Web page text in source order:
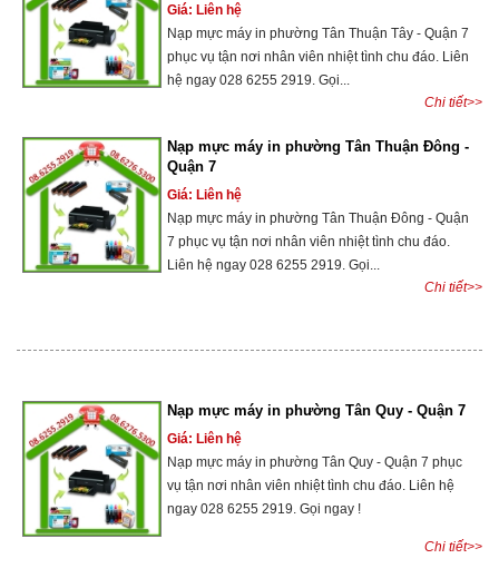
Giá: Liên hệ
Nạp mực máy in phường Tân Thuận Tây - Quận 7
phục vụ tận nơi nhân viên nhiệt tình chu đáo. Liên
hệ ngay 028 6255 2919. Gọi...
Chi tiết>>
Nạp mực máy in phường Tân Thuận Đông -
Quận 7
Giá: Liên hệ
Nạp mực máy in phường Tân Thuận Đông - Quận
7 phục vụ tận nơi nhân viên nhiệt tình chu đáo.
Liên hệ ngay 028 6255 2919. Gọi...
Chi tiết>>
Nạp mực máy in phường Tân Quy - Quận 7
Giá: Liên hệ
Nạp mực máy in phường Tân Quy - Quận 7 phục
vụ tận nơi nhân viên nhiệt tình chu đáo. Liên hệ
ngay 028 6255 2919. Gọi ngay !
Chi tiết>>